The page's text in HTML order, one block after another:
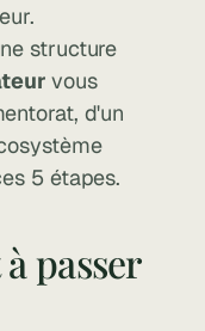
structure
vous
d'un
5 étapes.
passer